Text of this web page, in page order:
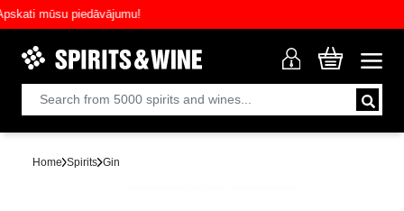
mūsu piedāvājumu!
Home Spirits Gin